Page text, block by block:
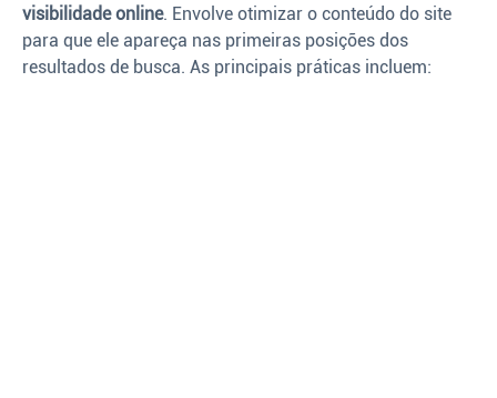
visibilidade online. Envolve otimizar o conteúdo do site
para que ele apareça nas primeiras posições dos
resultados de busca. As principais práticas incluem: